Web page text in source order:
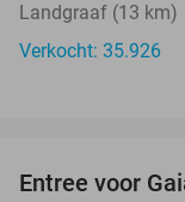
Landgraaf (13 km)
Verkocht: 35.926
Entree voor